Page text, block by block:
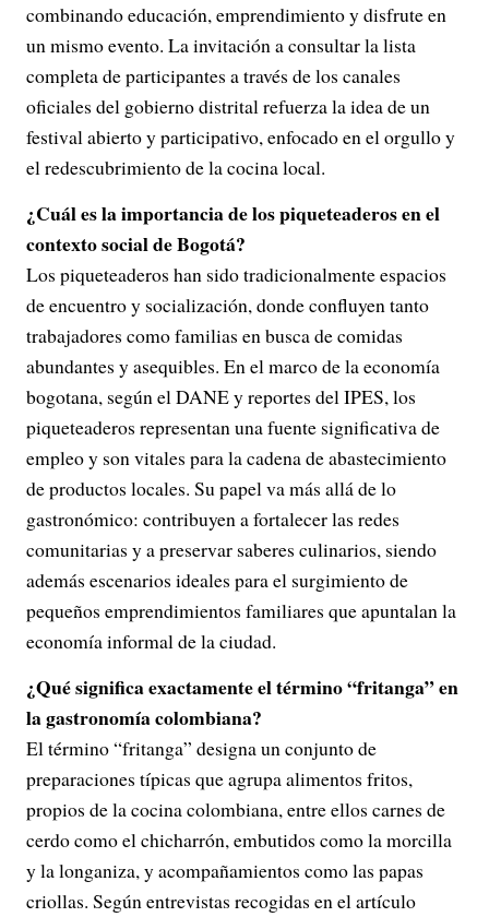
combinando educación, emprendimiento y disfrute en
un mismo evento. La invitación a consultar la lista
completa de participantes a través de los canales
oficiales del gobierno distrital refuerza la idea de un
festival abierto y participativo, enfocado en el orgullo y
el redescubrimiento de la cocina local.
¿Cuál es la importancia de los piqueteaderos en el
contexto social de Bogotá?
Los piqueteaderos han sido tradicionalmente espacios
de encuentro y socialización, donde confluyen tanto
trabajadores como familias en busca de comidas
abundantes y asequibles. En el marco de la economía
bogotana, según el DANE y reportes del IPES, los
piqueteaderos representan una fuente significativa de
empleo y son vitales para la cadena de abastecimiento
de productos locales. Su papel va más allá de lo
gastronómico: contribuyen a fortalecer las redes
comunitarias y a preservar saberes culinarios, siendo
además escenarios ideales para el surgimiento de
pequeños emprendimientos familiares que apuntalan la
economía informal de la ciudad.
¿Qué significa exactamente el término “fritanga” en
la gastronomía colombiana?
El término “fritanga” designa un conjunto de
preparaciones típicas que agrupa alimentos fritos,
propios de la cocina colombiana, entre ellos carnes de
cerdo como el chicharrón, embutidos como la morcilla
y la longaniza, y acompañamientos como las papas
criollas. Según entrevistas recogidas en el artículo